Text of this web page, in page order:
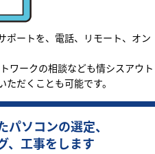
ポートを、電話、リモート、オン
ワークの相談なども情シスアウト
だくことも可能です。
パソコンの選定、
、工事をします